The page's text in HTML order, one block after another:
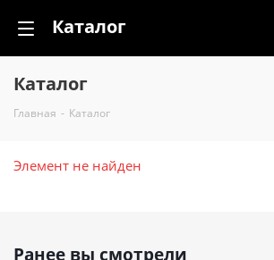
Каталог
Каталог
Главная - Каталог
Элемент не найден
Ранее вы смотрели